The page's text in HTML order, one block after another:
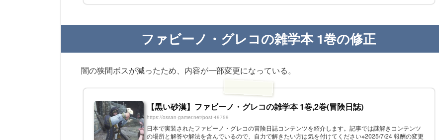
ファビーノ・グレコの雑学本 1巻の修正
闇の狭間ボスが減ったため、内容が一部変更になっている。
【黒い砂漠】ファビーノ・グレコの雑学本 1巻,2巻(冒険日誌)
https://ossan-gamer.net/post-49759
日本で実装されたファビーノ・グレコの冒険日誌コンテンツを紹介します。記事では謎解きコンテンツ
の場所と解答や解法を含んでいるので、自力で解きたい方は気を付けてください※2025/7/24 報酬の変更